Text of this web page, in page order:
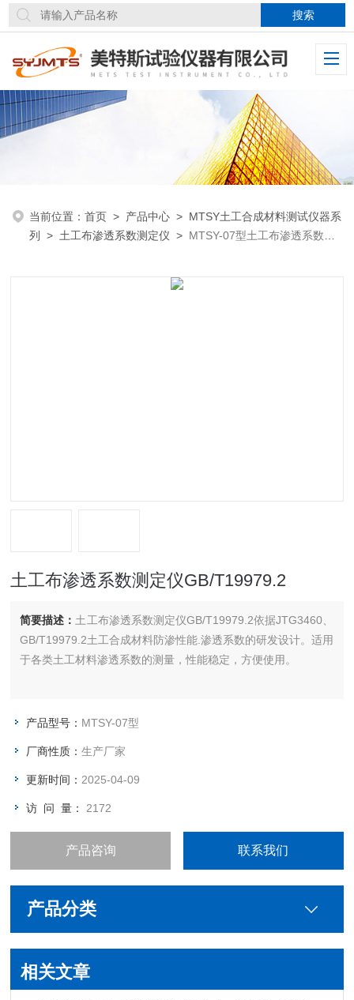
当前位置：首页 > 产品中心 > MTSY土工合成材料测试仪器系
列
> 土工布渗透系数测定仪 > MTSY-07型土工布渗透系数测
土工布渗透系数测定仪GB/T19979.2
简要描述： 土工布渗透系数测定仪GB/T19979.2依据JTG3460、
GB/T19979.2土工合成材料防渗性能.渗透系数的研发设计。适用
于各类土工材料渗透系数的测量，性能稳定，方便使用。
产品型号： MTSY-07型
厂商性质：生产厂家
更新时间： 2025-04-09
访 问 量： 2172
产品咨询 联系我们
产品分类
相关文章